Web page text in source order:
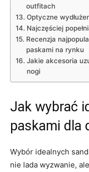
outfitach
Optyczne
Najczęściej
Recenzja
paskami na rynku
Jakie akcesoria
nogi
Jak wybrać
paskami dla
Wybór idealnych
nie lada wyzwanie,